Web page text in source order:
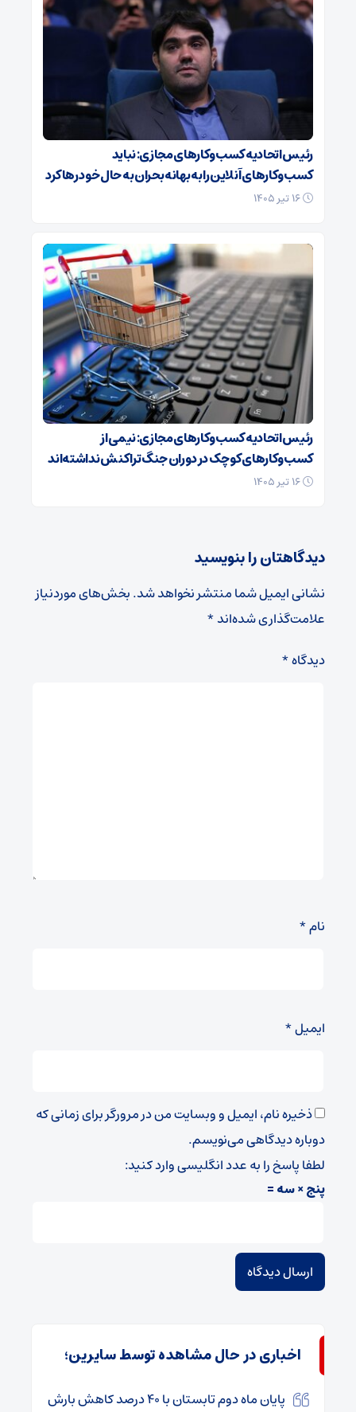
رئیس اتحادیه کسب‌وکارهای مجازی: نباید
کسب‌وکارهای آنلاین را به بهانه بحران به حال خود رها کرد
رئیس اتحادیه کسب‌وکارهای مجازی: نیمی از
کسب‌وکارهای کوچک در دوران جنگ‌ تراکنش نداشته‌اند
دیدگاهتان را بنویسید
نشانی ایمیل شما منتشر نخواهد شد.بخش‌های موردنیاز
علامت‌گذاری شده‌اند*
دیدگاه*
نام*
ایمیل*
ذخیره نام، ایمیل و وبسایت من در مرورگر برای زمانی که
دوباره دیدگاهی می‌نویسم.
لطفا پاسخ را به عدد انگلیسی وارد کنید:
پنج × سه =
اخباری در حال مشاهده توسط سایرین؛
پایان ماه دوم تابستان با ۴۰ درصد کاهش بارش